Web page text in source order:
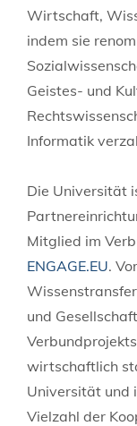
Wirtschaft,
indem sie
Geistes- und
Informatik
Die Universität
Mitglied im
ENGAGE.EU.
und
Verbundprojekts
wirtschaftlich
Universität und
Vielzahl der